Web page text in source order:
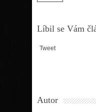
Líbil se Vám
Tweet
Autor